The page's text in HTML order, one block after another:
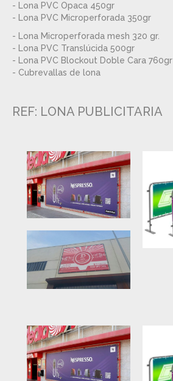
- Lona PVC Opaca 450gr
- Lona PVC Microperforada 350gr
- Lona Microperforada mesh 320 gr.​
- Lona PVC Translúcida 500gr
- Lona PVC Blockout Doble Cara 760gr
- Cubrevallas de lona
REF: LONA PUBLICITARIA